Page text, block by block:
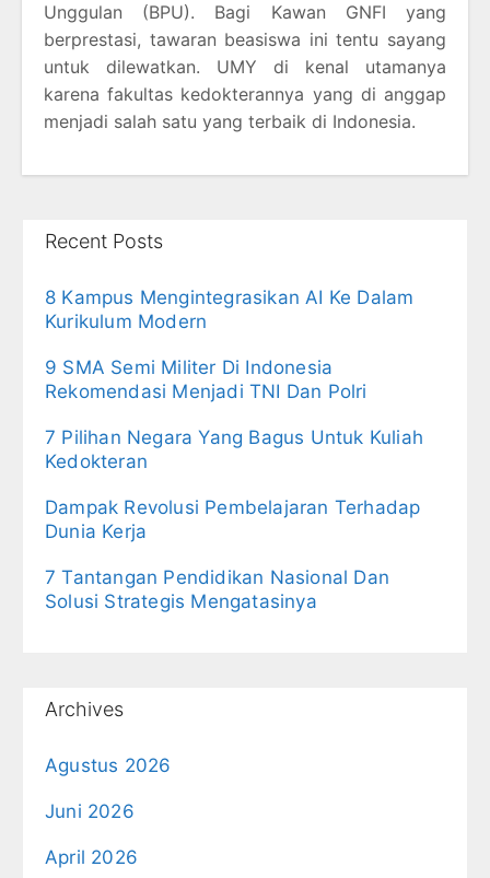
Unggulan (BPU). Bagi Kawan GNFI yang
berprestasi, tawaran beasiswa ini tentu sayang
untuk dilewatkan. UMY di kenal utamanya
karena fakultas kedokterannya yang di anggap
menjadi salah satu yang terbaik di Indonesia.
Recent Posts
8 Kampus Mengintegrasikan AI Ke Dalam
Kurikulum Modern
9 SMA Semi Militer Di Indonesia
Rekomendasi Menjadi TNI Dan Polri
7 Pilihan Negara Yang Bagus Untuk Kuliah
Kedokteran
Dampak Revolusi Pembelajaran Terhadap
Dunia Kerja
7 Tantangan Pendidikan Nasional Dan
Solusi Strategis Mengatasinya
Archives
Agustus 2026
Juni 2026
April 2026